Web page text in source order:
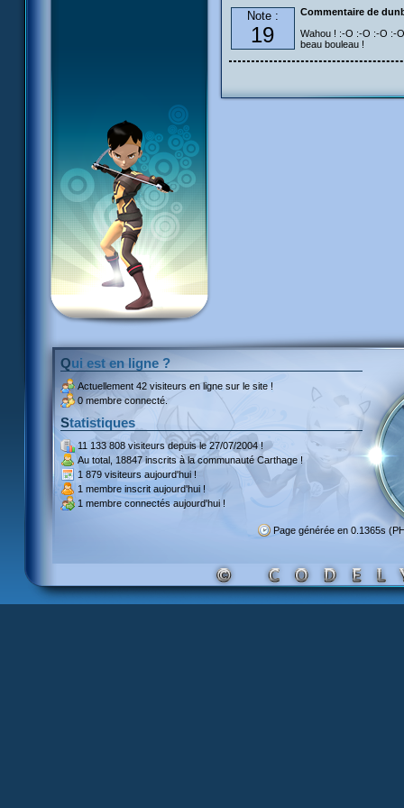
Note :
19
Commentaire de
Wahou ! :-O :-O :-O :-
beau bouleau !
Qui est en ligne ?
Actuellement 42 visiteurs en ligne sur le site !
0 membre connecté.
Statistiques
11 133 808 visiteursdepuis le 27/07/2004 !
Au total, 18847 inscritsà la communauté Carthage !
1 879 visiteurs aujourd'hui !
1 membre inscrit aujourd'hui !
1 membre connectés aujourd'hui !
Page générée en 0.1365s